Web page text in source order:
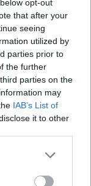
opt-out
that after your
seeing
utilized by
parties prior to
the further
parties on the
may
IAB’s List of
it to other